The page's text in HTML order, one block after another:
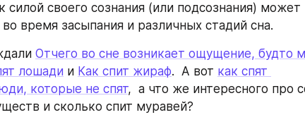
силой своего сознания (или подсознания) может
время засыпания и различных стадий сна.
Отчего во сне возникает ощущение, будто
лошади и Как спит жираф.  А вот как спят
которые не спят,  а что же интересного про
и сколько спит муравей?